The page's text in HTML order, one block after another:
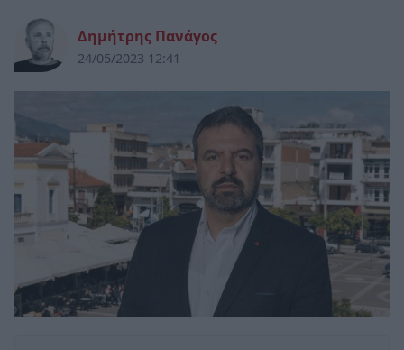
Δημήτρης Πανάγος
24/05/2023 12:41